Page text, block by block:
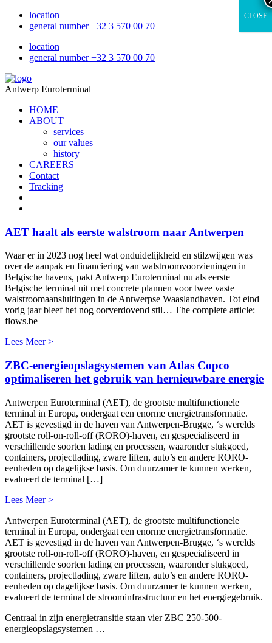
location
general number +32 3 570 00 70
location
general number +32 3 570 00 70
Antwerp Euroterminal
HOME
ABOUT
services
our values
history
CAREERS
Contact
Tracking
AET haalt als eerste walstroom naar Antwerpen
Waar er in 2023 nog heel wat onduidelijkheid en stilzwijgen was
over de aanpak en financiering van walstroomvoorzieningen in
Belgische havens, pakt Antwerp Euroterminal nu als eerste
Belgische terminal uit met concrete plannen voor twee vaste
walstroomaansluitingen in de Antwerpse Waaslandhaven. Tot eind
vorig jaar bleef het nog oorverdovend stil… The complete article:
flows.be
Lees Meer >
ZBC-energieopslagsystemen van Atlas Copco
optimaliseren het gebruik van hernieuwbare energie
Antwerpen Euroterminal (AET), de grootste multifunctionele
terminal in Europa, ondergaat een enorme energietransformatie.
AET is gevestigd in de haven van Antwerpen-Brugge, ‘s werelds
grootste roll-on-roll-off (RORO)-haven, en gespecialiseerd in
verschillende soorten lading en processen, waaronder stukgoed,
containers, projectlading, zware liften, auto’s en andere RORO-
eenheden op dagelijkse basis. Om duurzamer te kunnen werken,
evalueert de terminal […]
Lees Meer >
Antwerpen Euroterminal (AET), de grootste multifunctionele
terminal in Europa, ondergaat een enorme energietransformatie.
AET is gevestigd in de haven van Antwerpen-Brugge, ‘s werelds
grootste roll-on-roll-off (RORO)-haven, en gespecialiseerd in
verschillende soorten lading en processen, waaronder stukgoed,
containers, projectlading, zware liften, auto’s en andere RORO-
eenheden op dagelijkse basis. Om duurzamer te kunnen werken,
evalueert de terminal de stroominfrastructuur en het energiegebruik.
Centraal in zijn energietransitie staan vier ZBC 250-500-
energieopslagsystemen …
CLOSE